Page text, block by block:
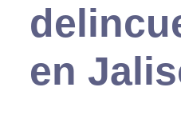
en